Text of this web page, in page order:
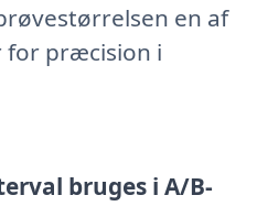
en af
for præcision i
bruges i A/B-